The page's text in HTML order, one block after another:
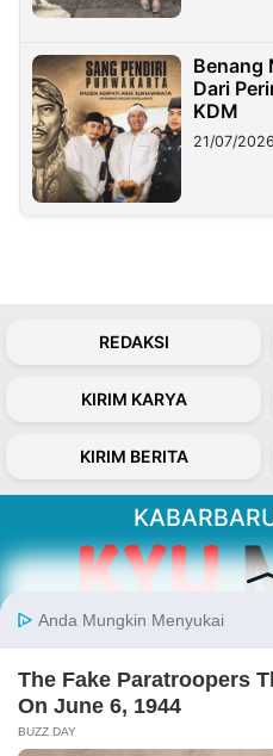
Benang
Dari
KDM
21/07/
REDAKSI
KIRIM KARYA
KIRIM BERITA
Kabarbaru.co